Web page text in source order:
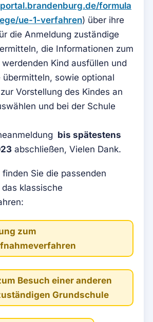
formula
ue-1-verfahren) über ihre
die Anmeldung zuständige
die Informationen zum
Kind ausfüllen und
übermitteln, sowie optional
Vorstellung des Kindes an
und bei der Schule
bis spätestens
abschließen, Vielen Dank.
finden Sie die passenden
klassische
zum
Besuch einer anderen
Grundschule